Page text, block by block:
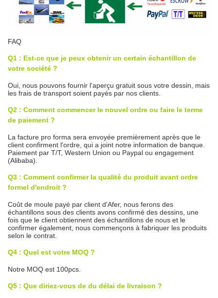
FAQ
Q1 : Est-ce que je peux obtenir un certain échantillon de
votre société ?
Oui, nous pouvons fournir l'aperçu gratuit sous votre dessin, mais
les frais de transport soient payés par nos clients.
Q2 : Comment commencer le nouvel ordre ou faire le terme
de paiement ?
La facture pro forma sera envoyée premièrement après que le
client confirment l'ordre, qui a joint notre information de banque.
Paiement par T/T, Western Union ou Paypal ou engagement
(Alibaba).
Q3 : Comment confirmer la qualité du produit avant ordre
formel d'endroit ?
Coût de moule payé par client d'Afer, nous ferons des
échantillons sous des clients avons confirmé des dessins, une
fois que le client obtiennent des échantillons de nous et le
confirmer également, nous commençons à fabriquer les produits
selon le contrat.
Q4 : Quel est votre MOQ ?
Notre MOQ est 100pcs.
Q5 : Que diriez-vous de du délai de livraison ?